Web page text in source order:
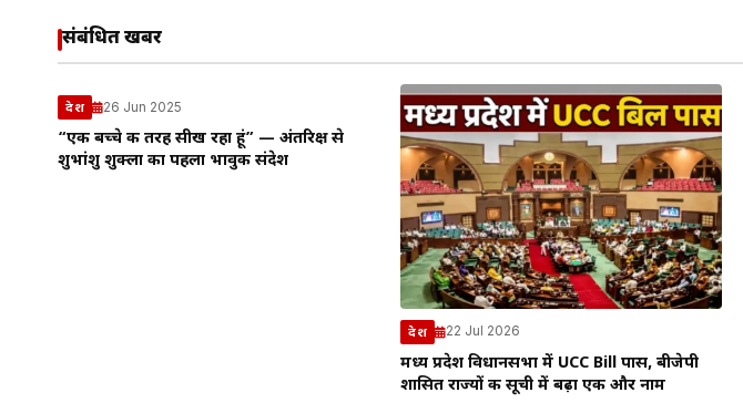
संबंधित खबरें
देश 26 Jun 2025
“एक बच्चे की तरह सीख रहा हूं” — अंतरिक्ष से
शुभांशु शुक्ला का पहला भावुक संदेश
देश 22 Jul 2026
मध्य प्रदेश विधानसभा में UCC Bill पास, बीजेपी
शासित राज्यों की सूची में बढ़ा एक और नाम